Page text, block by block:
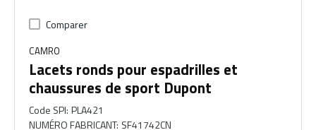
Comparer
CAMRO
Lacets ronds pour espadrilles et
chaussures de sport Dupont
Code SPI: PLA421
NUMÉRO FABRICANT: SF41742CN